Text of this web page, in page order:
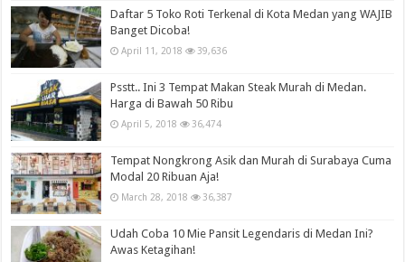
Daftar 5 Toko Roti Terkenal di Kota Medan yang WAJIB
Banget Dicoba!
April 11, 2018 39,636
Psstt.. Ini 3 Tempat Makan Steak Murah di Medan.
Harga di Bawah 50 Ribu
April 5, 2018 36,474
Tempat Nongkrong Asik dan Murah di Surabaya Cuma
Modal 20 Ribuan Aja!
March 28, 2018 36,387
Udah Coba 10 Mie Pansit Legendaris di Medan Ini?
Awas Ketagihan!